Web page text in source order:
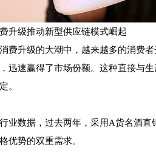
升级推动新型供应链模式崛起
费升级的大潮中，越来越多的消费
迅速赢得了市场份额。这种直接与
。
业数据，过去两年，采用A货名酒
优势的双重需求。